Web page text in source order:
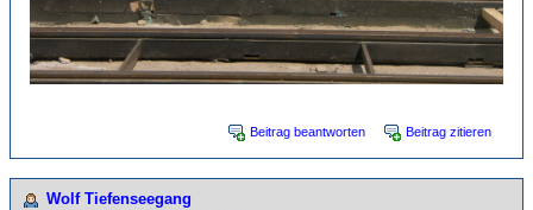
Beitrag beantworten Beitrag zitieren
Wolf Tiefenseegang